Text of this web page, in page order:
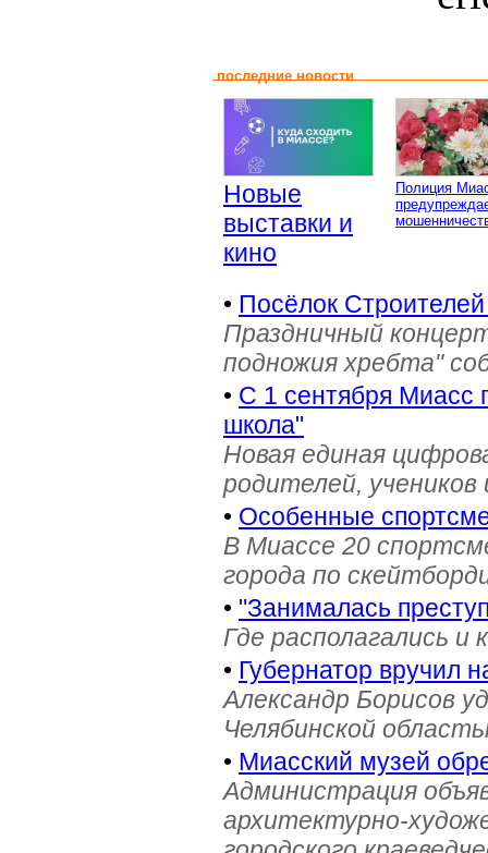
последние новости
Новые
выставки и
кино
Полиция
• Посёлок
Праздничный
подножия хребта"
• С 1 сентября Миасс
школа"
Новая единая
родителей, учеников
• Особенные
В Миассе 20
города по
• "Занималась
Где располагались и
• Губернатор вручил
Александр Борисов
Челябинской
• Миасский музей
Администрация
архитектурно-